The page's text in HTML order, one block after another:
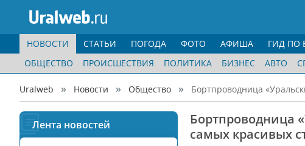
НОВОСТИ
ОБЩЕСТВО
ПРОИСШЕСТВИЯ ПОЛИТИКА БИЗНЕС АВТО
СТАТЬИ ПОГОДА ФОТО АФИША ГИД ПО
Uralweb Новости Общество Бортпроводница
Лента новостей
Бортпроводница
самых красивых